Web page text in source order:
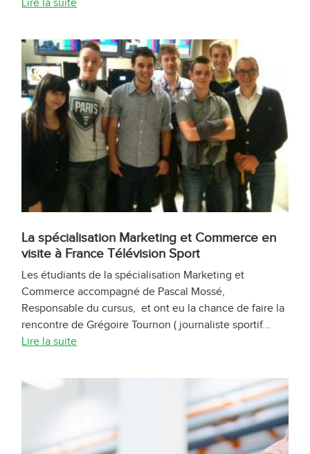
Lire la suite
La spécialisation Marketing et Commerce en
visite à France Télévision Sport
Les étudiants de la spécialisation Marketing et
Commerce accompagné de Pascal Mossé,
Responsable du cursus, et ont eu la chance de faire la
rencontre de Grégoire Tournon ( journaliste sportif...
Lire la suite